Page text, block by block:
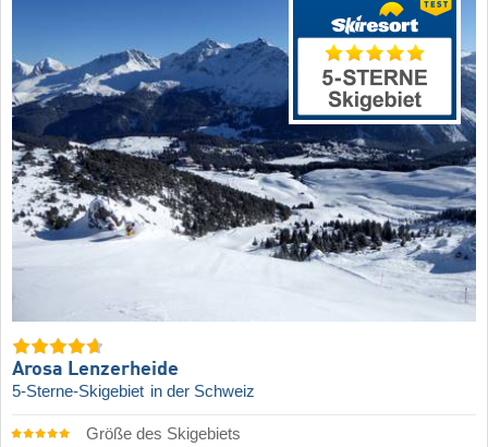
Arosa Lenzerheide
5-Sterne-Skigebiet in der Schweiz
Größe des Skigebiets